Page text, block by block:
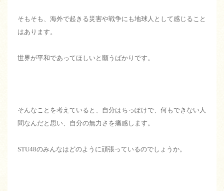
そもそも、海外で起きる災害や戦争にも地球人として感じること
はあります。
世界が平和であってほしいと願うばかりです。
そんなことを考えていると、自分はちっぽけで、何もできない人
間なんだと思い、自分の無力さを痛感します。
STU48のみんなはどのように頑張っているのでしょうか。